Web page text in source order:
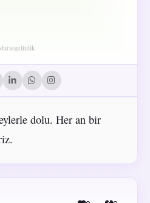
dolu. Her an bir